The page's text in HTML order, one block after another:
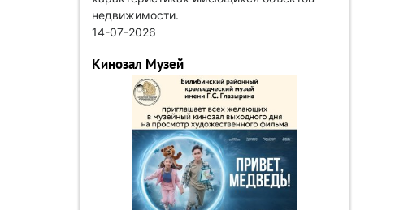
недвижимости.
14-07-2026
Кинозал Музей